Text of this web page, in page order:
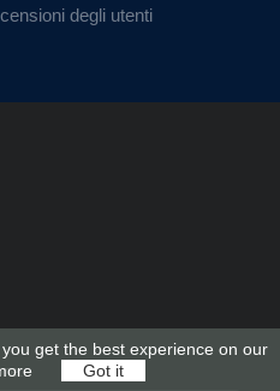
degli utenti
get the best experience on our
Got it